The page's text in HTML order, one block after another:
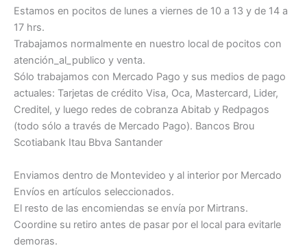
Estamos en pocitos de lunes a viernes de 10 a 13 y de 14 a
17 hrs.
Trabajamos normalmente en nuestro local de pocitos con
atención_al_publico y venta.
Sólo trabajamos con Mercado Pago y sus medios de pago
actuales: Tarjetas de crédito Visa, Oca, Mastercard, Lider,
Creditel, y luego redes de cobranza Abitab y Redpagos
(todo sólo a través de Mercado Pago). Bancos Brou
Scotiabank Itau Bbva Santander
Enviamos dentro de Montevideo y al interior por Mercado
Envíos en artículos seleccionados.
El resto de las encomiendas se envía por Mirtrans.
Coordine su retiro antes de pasar por el local para evitarle
demoras.